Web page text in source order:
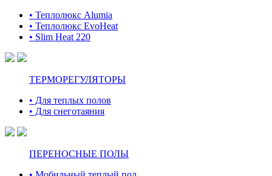
• Теплолюкс Alumia
• Теплолюкс EvoHeat
• Slim Heat 220
ТЕРМОРЕГУЛЯТОРЫ
• Для теплых полов
• Для снеготаяния
ПЕРЕНОСНЫЕ ПОЛЫ